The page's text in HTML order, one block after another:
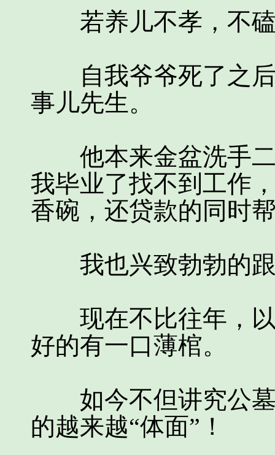
若养儿不孝，不磕
自我爷爷死了之后
事儿先生。
他本来金盆洗手二
我毕业了找不到工作
香碗，还贷款的同时
我也兴致勃勃的跟
现在不比往年，以
好的有一口薄棺。
如今不但讲究公墓
的越来越“体面”！